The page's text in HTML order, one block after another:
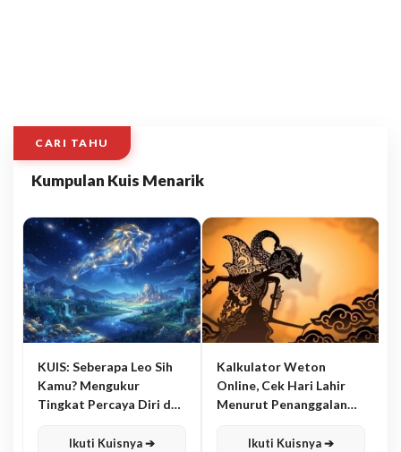
CARI TAHU
Kumpulan Kuis Menarik
KUIS: Seberapa Leo Sih
Kamu? Mengukur
Tingkat Percaya Diri dan
Ikuti Kuisnya ➔
Kalkulator Weton
Online, Cek Hari Lahir
Menurut Penanggalan
Ikuti Kuisnya ➔